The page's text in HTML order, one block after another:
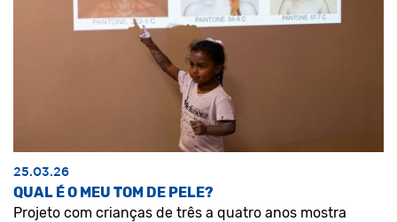
25.03.26
QUAL É O MEU TOM DE PELE?
Projeto com crianças de três a quatro anos mostra